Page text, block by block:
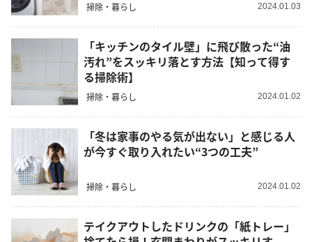
掃除・暮らし 2024.01.03
「キッチンのタイル壁」に飛び散った“油
汚れ”をスッキリ落とす方法【知って得す
る掃除術】
掃除・暮らし 2024.01.02
「冬は家事のやる気が出ない」と感じる人
が今すぐ取り入れたい“3つの工夫”
掃除・暮らし 2024.01.02
テイクアウトしたドリンクの「紙トレー」